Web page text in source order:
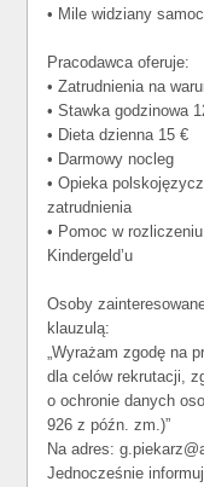
• Mile widziany
Pracodawca oferuje:
• Zatrudnienia na
• Stawka godzinowa
• Dieta dzienna 15 €
• Darmowy nocleg
• Opieka
zatrudnienia
• Pomoc w
Kindergeld’u
Osoby
klauzulą:
„Wyrażam zgodę na
dla celów rekrutacji,
o ochronie danych
926 z późn. zm.)”
Na adres:
Jednocześnie